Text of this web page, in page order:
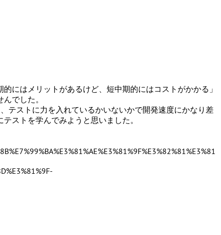
的にはメリットがあるけど、短中期的にはコストがかかる 」
でした。
テストに力を入れているかいないかで開発速度にかなり差
ストを学んでみようと思いました。